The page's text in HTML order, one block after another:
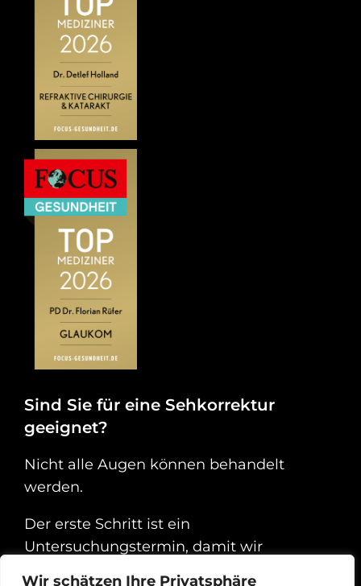
Wir schätzen Ihre Privatsphäre
Sind Sie für eine Sehkorrektur
geeignet?
Nicht alle Augen können behandelt
werden.
Der erste Schritt ist ein
Untersuchungstermin, damit wir